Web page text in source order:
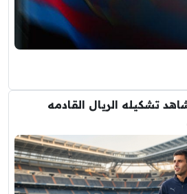
تشكيله الريال القادمه